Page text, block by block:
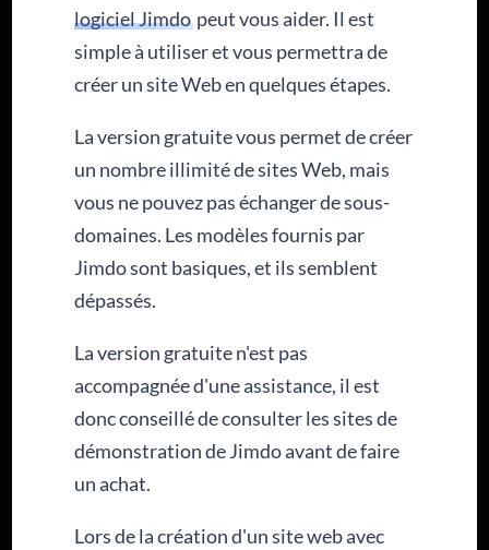
logiciel Jimdopeut vous aider. Il est
simple à utiliser et vous permettra de
créer un site Web en quelques étapes.
La version gratuite vous permet de créer
un nombre illimité de sites Web, mais
vous ne pouvez pas échanger de sous-
domaines. Les modèles fournis par
Jimdo sont basiques, et ils semblent
dépassés.
La version gratuite n'est pas
accompagnée d'une assistance, il est
donc conseillé de consulter les sites de
démonstration de Jimdo avant de faire
un achat.
Lors de la création d'un site web avec